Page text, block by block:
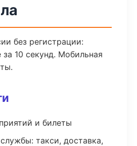
без регистрации:
10 секунд. Мобильная
и билеты
такси, доставка,